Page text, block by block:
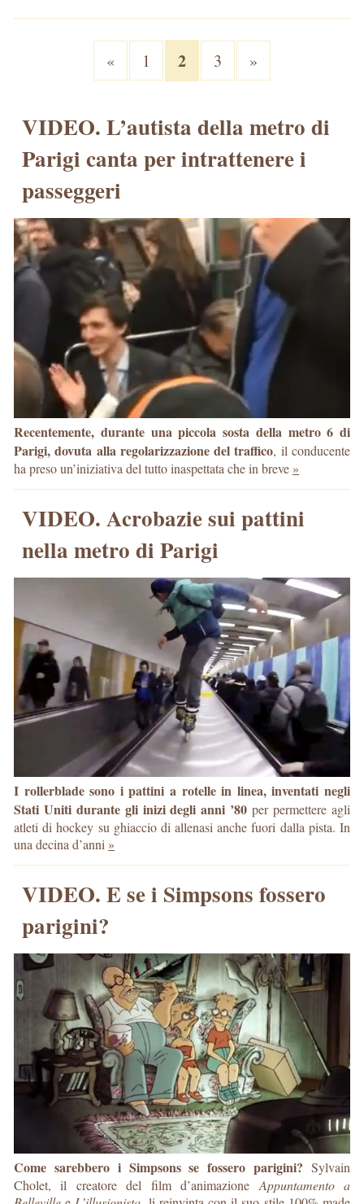
« 1 2 3 »
VIDEO. L’autista della metro di
Parigi canta per intrattenere i
passeggeri
Recentemente, durante una piccola sosta della metro 6 di
Parigi, dovuta alla regolarizzazione del traffico, il conducente
ha preso un’iniziativa del tutto inaspettata che in breve »
VIDEO. Acrobazie sui pattini
nella metro di Parigi
I rollerblade sono i pattini a rotelle in linea, inventati negli
Stati Uniti durante gli inizi degli anni ’80 per permettere agli
atleti di hockey su ghiaccio di allenasi anche fuori dalla pista. In
una decina d’anni »
VIDEO. E se i Simpsons fossero
parigini?
Come sarebbero i Simpsons se fossero parigini? Sylvain
Cholet, il creatore del film d’animazione Appuntamento a